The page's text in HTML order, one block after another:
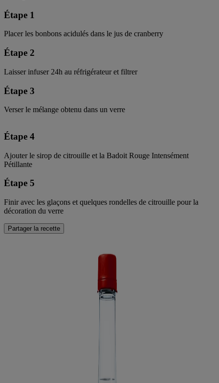
Étape 1
Placer les bonbons acidulés dans le jus de cranberry
Étape 2
Laisser infuser 24h au réfrigérateur et filtrer
Étape 3
Verser le mélange obtenu dans un verre
Étape 4
Ajouter le sirop de citrouille et la Badoit Rouge Intensément
Pétillante
Étape 5
Finir avec les glaçons et quelques rondelles de citrouille pour la
décoration du verre
Partager la recette